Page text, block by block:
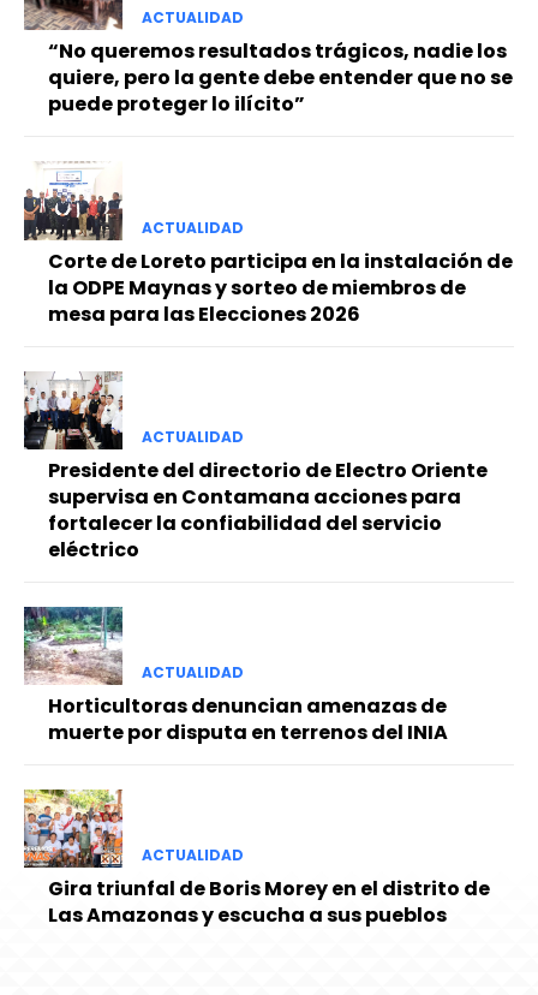
ACTUALIDAD
“No queremos resultados trágicos, nadie los
quiere, pero la gente debe entender que no se
puede proteger lo ilícito”
ACTUALIDAD
Corte de Loreto participa en la instalación de
la ODPE Maynas y sorteo de miembros de
mesa para las Elecciones 2026
ACTUALIDAD
Presidente del directorio de Electro Oriente
supervisa en Contamana acciones para
fortalecer la confiabilidad del servicio
eléctrico
ACTUALIDAD
Horticultoras denuncian amenazas de
muerte por disputa en terrenos del INIA
ACTUALIDAD
Gira triunfal de Boris Morey en el distrito de
Las Amazonas y escucha a sus pueblos